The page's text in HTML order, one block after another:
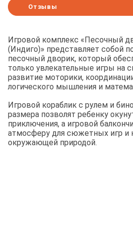
Отзывы
Игровой комплекс «Песочный
(Индиго)» представляет собой
песочный дворик, который
только увлекательные игры на
развитие моторики,
логического мышления и
Игровой кораблик с рулем и
размера позволят ребенку
приключения, а игровой
атмосферу для сюжетных игр и
окружающей природой.